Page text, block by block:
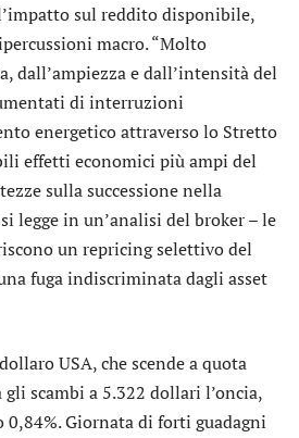
sul reddito disponibile,
macro. “Molto
dall’ampiezza e dall’intensità del
di interruzioni
energetico attraverso lo Stretto
effetti economici più ampi del
sulla successione nella
legge in un’analisi del broker – le
un repricing selettivo del
fuga indiscriminata dagli asset
USA, che scende a quota
scambi a 5.322 dollari l’oncia,
Giornata di forti guadagni